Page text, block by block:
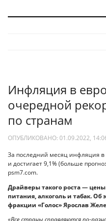
Инфляция в
очередной
по странам
ОПУБЛИКОВАНО: 01.09.2022,
За последний месяц инфляция в
и достигает 9,1% (больше
psm7.com.
Драйверы такого роста —
питания, алкоголь и табак.
фракции «Голос» Ярослав